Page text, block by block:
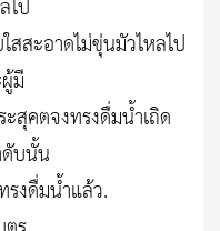
ไป
สสะอาดไม่ขุ่นมัวไหลไป
มี
สุคตจงทรงดื่มน้ำเถิด
บนั้น
รงดื่มน้ำแล้ว.